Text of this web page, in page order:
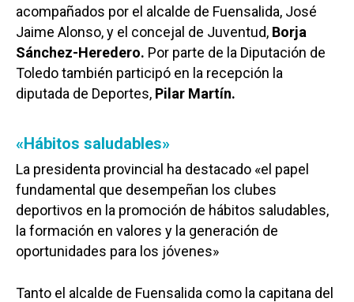
acompañados por el alcalde de Fuensalida, José
Jaime Alonso, y el concejal de Juventud, Borja
Sánchez-Heredero. Por parte de la Diputación de
Toledo también participó en la recepción la
diputada de Deportes, Pilar Martín.
«Hábitos saludables»
La presidenta provincial ha destacado «el papel
fundamental que desempeñan los clubes
deportivos en la promoción de hábitos saludables,
la formación en valores y la generación de
oportunidades para los jóvenes»
Tanto el alcalde de Fuensalida como la capitana del